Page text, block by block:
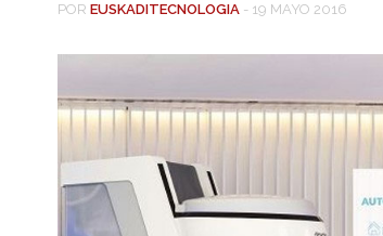
POR EUSKADITECNOLOGIA - 19 MAYO 2016